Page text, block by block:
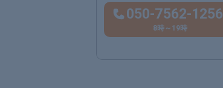
050-7562-1256
8時～19時